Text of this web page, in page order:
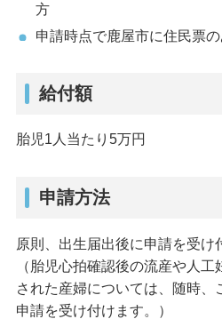
方
申請時点で鹿屋市に住民票
給付額
胎児1人当たり5万円
申請方法
原則、出生届出後に申請を受け
（胎児心拍確認後の流産や人
された産婦については、随時、
申請を受け付けます。）